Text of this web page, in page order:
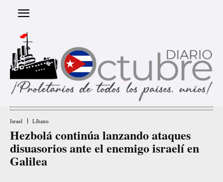
Israel Líbano
Hezbolá continúa lanzando ataques
disuasorios ante el enemigo israelí en
Galilea